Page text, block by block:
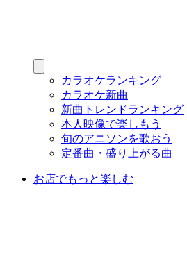
カラオケランキング
カラオケ新曲
新曲トレンドランキング
本人映像で楽しもう
旬のアニソンを歌おう
定番曲・盛り上がる曲
お店でもっと楽しむ